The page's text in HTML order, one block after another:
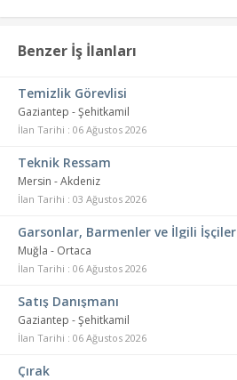
Benzer İş İlanları
Temizlik Görevlisi
Gaziantep - Şehitkamil
İlan Tarihi : 06 Ağustos 2026
Teknik Ressam
Mersin - Akdeniz
İlan Tarihi : 03 Ağustos 2026
Garsonlar, Barmenler ve İlgili İşçiler
Muğla - Ortaca
İlan Tarihi : 06 Ağustos 2026
Satış Danışmanı
Gaziantep - Şehitkamil
İlan Tarihi : 06 Ağustos 2026
Çırak